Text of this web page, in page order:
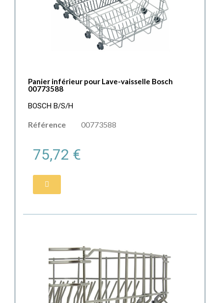
Panier inférieur pour Lave-vaisselle Bosch
00773588
BOSCH B/S/H
Référence 00773588
75,72 €